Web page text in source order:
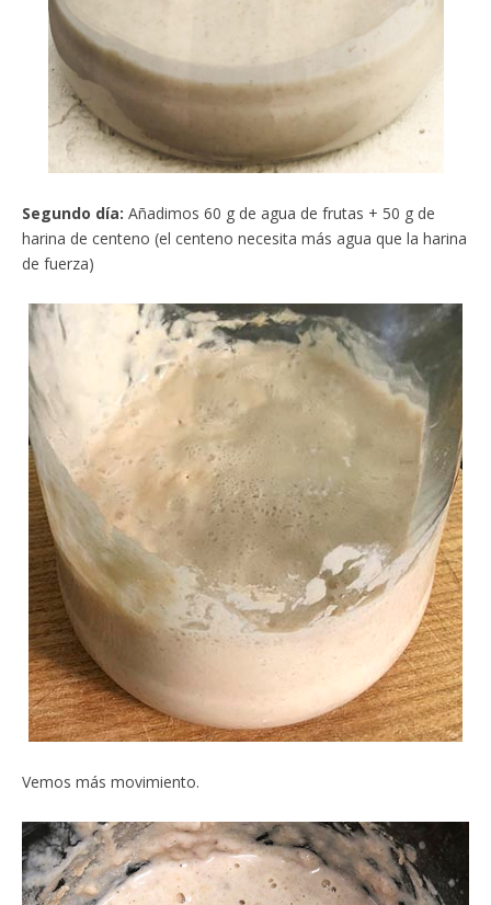
Segundo día: Añadimos 60 g de agua de frutas + 50 g de
harina de centeno (el centeno necesita más agua que la harina
de fuerza)
Vemos más movimiento.